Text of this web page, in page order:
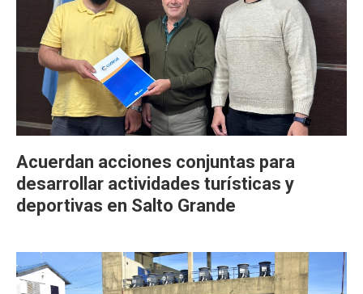
Acuerdan acciones conjuntas para
desarrollar actividades turísticas y
deportivas en Salto Grande